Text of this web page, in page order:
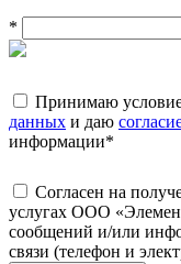
*
Принимаю
данных и даю
информации*
Согласен на
услугах ООО
сообщений и/или
связи (телефон и